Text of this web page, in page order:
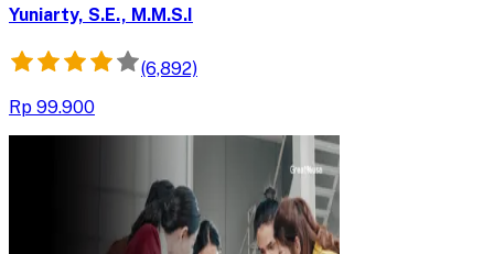
mengembangkan perusahaan Anda.
Yuniarty, S.E., M.M.S.I
(6,892)
Rp 99.900